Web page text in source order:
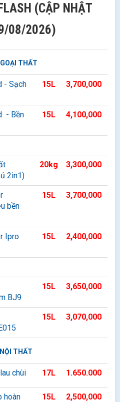
(CẬP NHẬT
08/2026)
THẤT
- Sạch
15L 3,700,000
- Bền
15L 4,100,000
2in1)
20kg 3,300,000
bền
15L 3,700,000
Ipro
15L 2,400,000
BJ9
15L 3,650,000
15L 3,070,000
THẤT
chùi 17L 1.650.000
hoàn
15L 2,500,000